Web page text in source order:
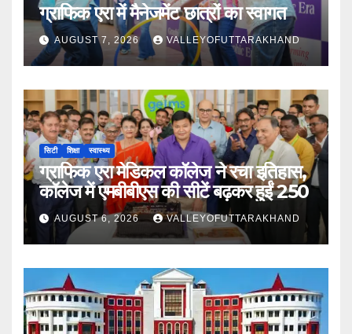
ग्राफिक एरा में मैनेजमेंट छात्रों का स्वागत
AUGUST 7, 2026 VALLEYOFUTTARAKHAND
सिटी शिक्षा स्वास्थ्य
ग्राफिक एरा मेडिकल कॉलेज ने रचा इतिहास,
कॉलेज में एमबीबीएस की सीटें बढ़कर हुईं 250
AUGUST 6, 2026 VALLEYOFUTTARAKHAND